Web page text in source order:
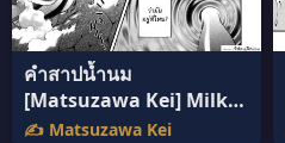
คำสาปน้ำนม
[Matsuzawa Kei] Milk
Cure ภาค 8 แปลไทย
✍️ Matsuzawa Kei